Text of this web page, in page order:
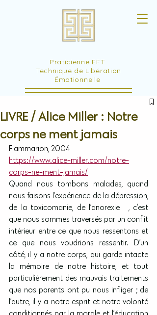
Praticienne EFT
Technique de Libération
Émotionnelle
LIVRE / Alice Miller : Notre
corps ne ment jamais
Flammarion, 2004
https://www.alice-miller.com/notre-
corps-ne-ment-jamais/
Quand nous tombons malades, quand
nous faisons l’expérience de la dépression,
de la toxicomanie, de l’anorexie …, c’est
que nous sommes traversés par un conflit
intérieur entre ce que nous ressentons et
ce que nous voudrions ressentir. D’un
côté, il y a notre corps, qui garde intacte
la mémoire de notre histoire, et tout
particulièrement des mauvais traitements
que nos parents ont pu nous infliger ; de
l’autre, il y a notre esprit et notre volonté